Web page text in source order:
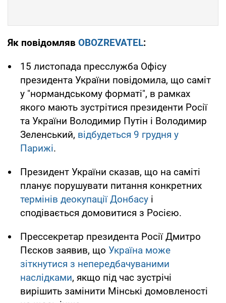
Як повідомляв OBOZREVATEL:
15 листопада пресслужба Офісу
президента України повідомила, що саміт
у "нормандському форматі", в рамках
якого мають зустрітися президенти Росії
та України Володимир Путін і Володимир
Зеленський, відбудеться 9 грудня у
Парижі.
Президент України сказав, що на саміті
планує порушувати питання конкретних
термінів деокупації Донбасу і
сподівається домовитися з Росією.
Прессекретар президента Росії Дмитро
Пєсков заявив, що Україна може
зіткнутися з непередбачуваними
наслідками, якщо під час зустрічі
вирішить замінити Мінські домовленості